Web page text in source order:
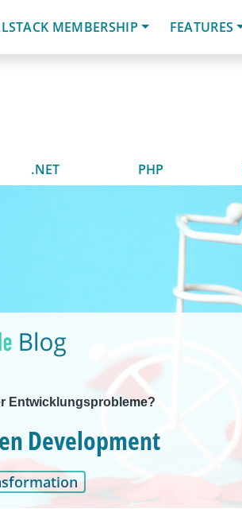
MEMBERSHIP FEATURES
.NET PHP
Entwicklungsprobleme?
Development